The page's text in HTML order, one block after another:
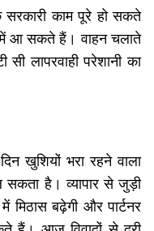
काम पूरे हो सकते
में आ सकते हैं। वाहन चलाते
लापरवाही परेशानी का
खुशियों भरा रहने वाला
है। व्यापार से जुड़ी
मिठास बढ़ेगी और पार्टनर